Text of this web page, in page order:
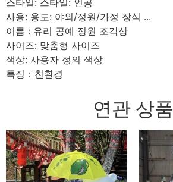
스타일: 스타일: 인공
사용: 용도: 야외/정원/가정 장식 ...
이름 : 유리 공예 정원 조각상
사이즈: 맞춤형 사이즈
색상: 사용자 정의 색상
특징：친환경
연관 상품